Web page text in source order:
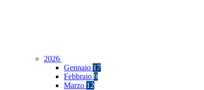
2026
Gennaio 17
Febbraio 9
Marzo 12